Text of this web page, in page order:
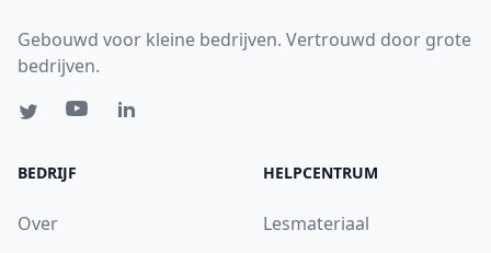
Gebouwd voor kleine bedrijven. Vertrouwd door grote
bedrijven.
BEDRIJF
Over
HELPCENTRUM
Lesmateriaal